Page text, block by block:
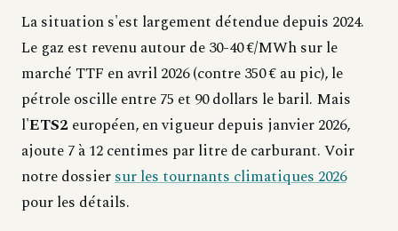
La situation s'est largement détendue depuis 2024.
Le gaz est revenu autour de 30-40 €/MWh sur le
marché TTF en avril 2026 (contre 350 € au pic), le
pétrole oscille entre 75 et 90 dollars le baril. Mais
l'ETS2 européen, en vigueur depuis janvier 2026,
ajoute 7 à 12 centimes par litre de carburant. Voir
notre dossiersur les tournants climatiques 2026
pour les détails.